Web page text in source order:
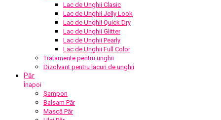
Lac de Unghii Clasic
Lac de Unghii Jelly Look
Lac de Unghii Quick Dry
Lac de Unghii Glitter
Lac de Unghii Pearly
Lac de Unghii Full Color
Tratamente pentru unghii
Dizolvant pentru lacuri de unghii
Păr
Înapoi
Șampon
Balsam Păr
Mască Păr